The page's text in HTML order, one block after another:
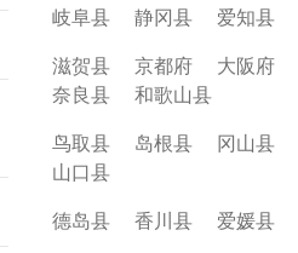
岐阜县
静冈县 爱知县
滋贺县
京都府 大阪府
奈良县
和歌山县
鸟取县
岛根县 冈山县
山口县
德岛县
香川县 爱媛县